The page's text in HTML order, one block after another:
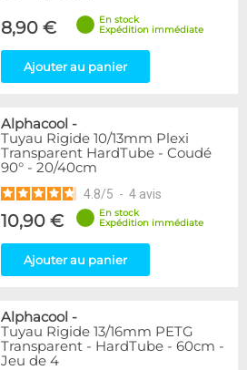
8,90 €
En stock
Expédition immédiate
Ajouter au panier
Alphacool -
Tuyau Rigide 10/13mm Plexi
Transparent HardTube - Coudé
90° - 20/40cm
4.8/5 - 4 avis
10,90 €
En stock
Expédition immédiate
Ajouter au panier
Alphacool -
Tuyau Rigide 13/16mm PETG
Transparent - HardTube - 60cm -
Jeu de 4